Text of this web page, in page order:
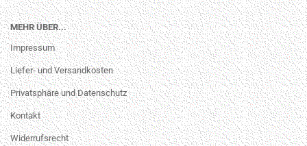
MEHR ÜBER...
Impressum
Liefer- und Versandkosten
Privatsphäre und Datenschutz
Kontakt
Widerrufsrecht